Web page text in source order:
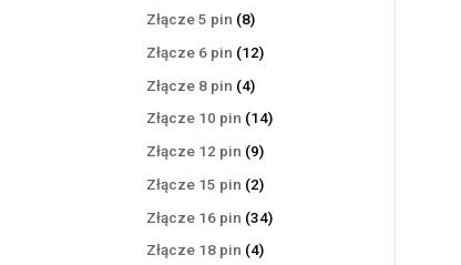
Złącze 5 pin 88
produktów
Złącze 6 pin 1212
Złącze 8 pin 44
produkty
Złącze 10 pin 1414
Złącze 12 pin 99
produktów
Złącze 15 pin 22
produkty
Złącze 16 pin 3434
Złącze 18 pin 44